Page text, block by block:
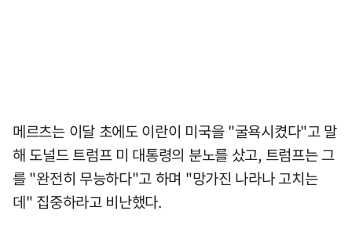
메르츠는 이달 초에도 이란이 미국을 "굴욕시켰다"고 말
해 도널드 트럼프 미 대통령의 분노를 샀고, 트럼프는 그
를 "완전히 무능하다"고 하며 "망가진 나라나 고치는
데" 집중하라고 비난했다.